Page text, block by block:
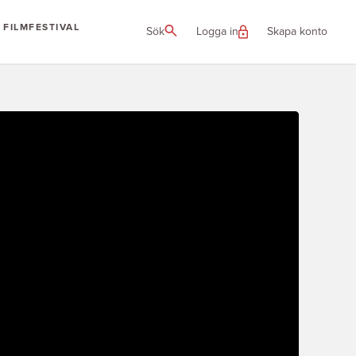
Sök Logga in Skapa konto